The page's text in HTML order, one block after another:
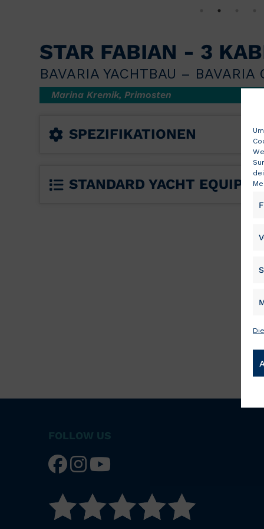
STAR FABIAN - 3
BAVARIA YACHTBAU – BAVARIA
Marina Kremik, Primosten
SPEZIFIKATIONEN
STANDARD YACHT
FOLLOW US